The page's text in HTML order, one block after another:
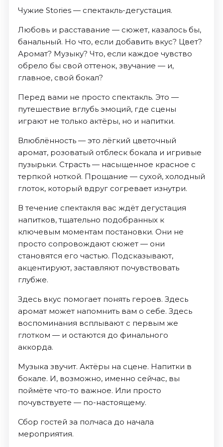
Чужие Stories — спектакль-дегустация.
Любовь и расставание — сюжет, казалось бы,
банальный. Но что, если добавить вкус? Цвет?
Аромат? Музыку? Что, если каждое чувство
обрело бы свой оттенок, звучание — и,
главное, свой бокал?
Перед вами не просто спектакль. Это —
путешествие вглубь эмоций, где сцены
играют не только актёры, но и напитки.
Влюблённость — это лёгкий цветочный
аромат, розоватый отблеск бокала и игривые
пузырьки. Страсть — насыщенное красное с
терпкой ноткой. Прощание — сухой, холодный
глоток, который вдруг согревает изнутри.
В течение спектакля вас ждёт дегустация
напитков, тщательно подобранных к
ключевым моментам постановки. Они не
просто сопровождают сюжет — они
становятся его частью. Подсказывают,
акцентируют, заставляют почувствовать
глубже.
Здесь вкус помогает понять героев. Здесь
аромат может напомнить вам о себе. Здесь
воспоминания всплывают с первым же
глотком — и остаются до финального
аккорда.
Музыка звучит. Актёры на сцене. Напитки в
бокале. И, возможно, именно сейчас, вы
поймёте что-то важное. Или просто
почувствуете — по-настоящему.
Сбор гостей за полчаса до начала
мероприятия.